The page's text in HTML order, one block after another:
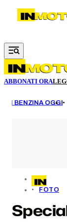
Vai al contenuto
ABBONATI ORA
BENZINA OGGI
FOTO